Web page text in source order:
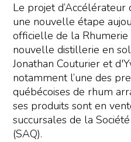
Le projet
une nouvelle étape
officielle de la Rhumerie
nouvelle distillerie en
Jonathan Couturier et
notamment l’une des
québécoises de rhum
ses produits sont en
succursales de la
(SAQ).